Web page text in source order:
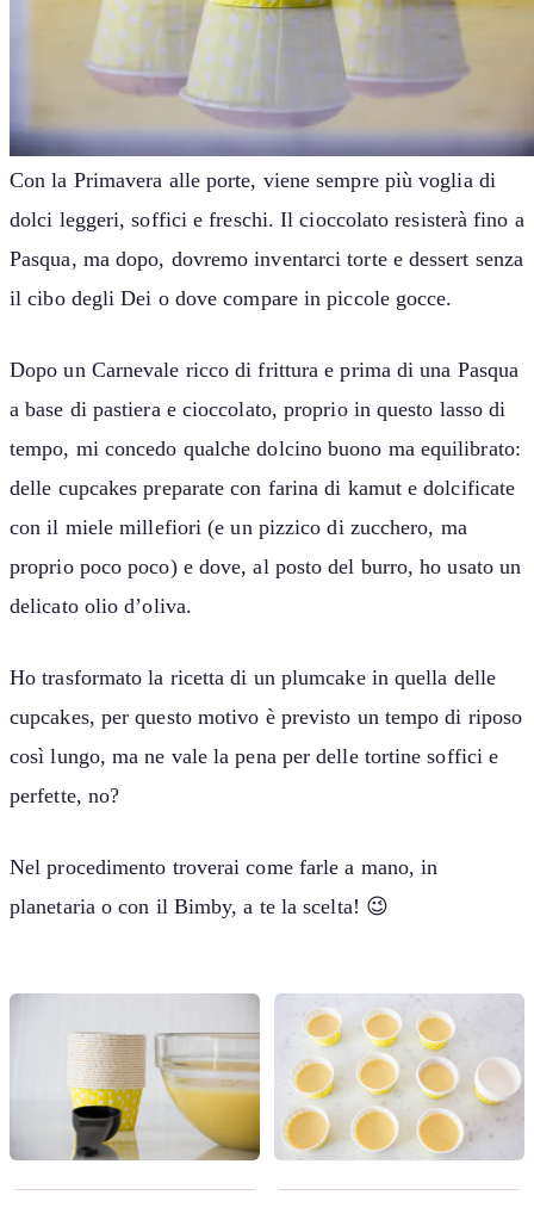
Con la Primavera alle porte, viene sempre più voglia di
dolci leggeri, soffici e freschi. Il cioccolato resisterà fino a
Pasqua, ma dopo, dovremo inventarci torte e dessert senza
il cibo degli Dei o dove compare in piccole gocce.
Dopo un Carnevale ricco di frittura e prima di una Pasqua
a base di pastiera e cioccolato, proprio in questo lasso di
tempo, mi concedo qualche dolcino buono ma equilibrato:
delle cupcakes preparate con farina di kamut e dolcificate
con il miele millefiori (e un pizzico di zucchero, ma
proprio poco poco) e dove, al posto del burro, ho usato un
delicato olio d’oliva.
Ho trasformato la ricetta di un plumcake in quella delle
cupcakes, per questo motivo è previsto un tempo di riposo
così lungo, ma ne vale la pena per delle tortine soffici e
perfette, no?
Nel procedimento troverai come farle a mano, in
planetaria o con il Bimby, a te la scelta! 😉